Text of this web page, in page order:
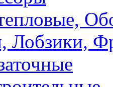
Лобзики,